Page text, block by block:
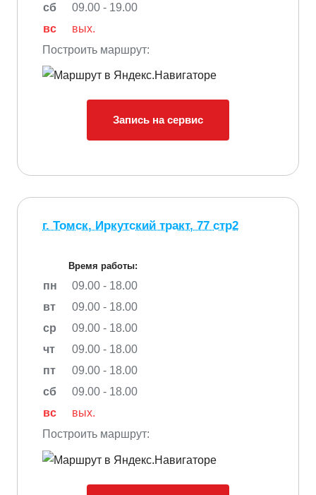
сб
09.00 - 19.00
вс
вых.
Построить маршрут:
Запись на сервис
г. Томск, Иркутский тракт, 77 стр2
Время работы:
пн
09.00 - 18.00
вт
09.00 - 18.00
ср
09.00 - 18.00
чт
09.00 - 18.00
пт
09.00 - 18.00
сб
09.00 - 18.00
вс
вых.
Построить маршрут: